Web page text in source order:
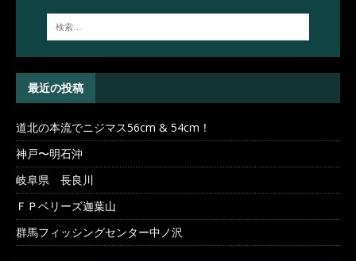
最近の投稿
道北の本流でニジマス56cm & 54cm！
神戸〜明石沖
岐阜県 長良川
ＦＰベリーズ迦葉山
群馬フィッシングセンター中ノ沢